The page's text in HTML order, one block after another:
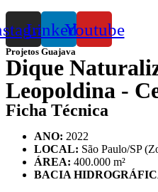
LinkedinYoutube
Projetos Guajava
Dique
Leopoldina -
Ficha Técnica
ANO: 2022
LOCAL: São Paulo/SP
ÁREA: 400.000 m²
BACIA